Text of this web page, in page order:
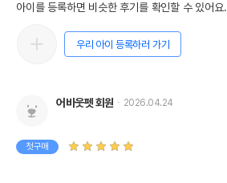
아이를 등록하면 비슷한 후기를 확인할 수 있어요.
우리 아이 등록하러 가기
어바웃펫 회원 2026.04.24
첫구매